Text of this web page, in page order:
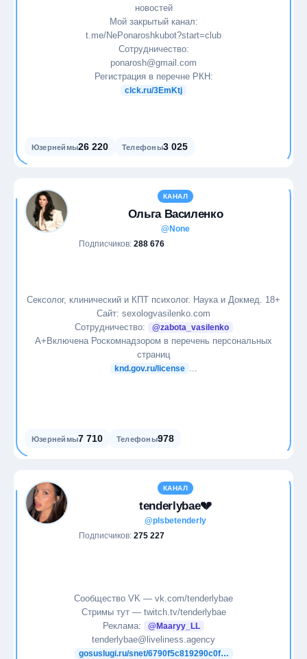
новостей
Мой закрытый канал:
t.me/NePonaroshkubot?start=club
Сотрудничество:
ponarosh@gmail.com
Регистрация в перечне РКН:
clck.ru/3EmKtj
Юзернеймы26 220 Телефоны3 025
КАНАЛ
Ольга Василенко
@None
Подписчиков: 288 676
Сексолог, клинический и КПТ психолог. Наука и Докмед. 18+
Cайт: sexologvasilenko.com
Сотрудничество:
@zabota_vasilenko
А+Включена Роскомнадзором в перечень персональных
страниц
knd.gov.ru/license
Юзернеймы7 710 Телефоны978
КАНАЛ
tenderlybae💔
@plsbetenderly
Подписчиков: 275 227
Сообщество VK — vk.com/tenderlybae
Стримы тут — twitch.tv/tenderlybae
Реклама:
@Maaryy_LL
tenderlybae@liveliness.agency
gosuslugi.ru/snet/6790f5c819290c0f…